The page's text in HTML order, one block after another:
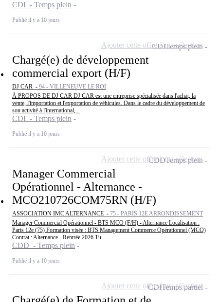
CDI - Temps plein
Publié il y a 10 jours
Chargé(e) de développement
commercial export (H/F)
DJ CAR - 94 - VILLENEUVE LE ROI
À PROPOS DE DJ CAR DJ CAR est une entreprise spécialisée dans l'achat, la
vente, l'importation et l'exportation de véhicules. Dans le cadre du développement de
son activité à l'international,...
CDI - Temps plein
Publié il y a 10 jours
CDITemps plein
Ajouter cette offre à ma sélection
Manager Commercial
Opérationnel - Alternance -
MCO210726COM75RN (H/F)
ASSOCIATION IMC ALTERNANCE - 75 - PARIS 12E ARRONDISSEMENT
Manager Commercial Opérationnel - BTS MCO (F/H) - Alternance Localisation :
Paris 12e (75) Formation visée : BTS Management Commerce Opérationnel (MCO)
Contrat : Alternance - Rentrée 2026 Tu...
CDD - Temps plein
Publié il y a 10 jours
CDDTemps plein
Ajouter cette offre à ma sélection
CDITemps partiel
Ajouter cette offre à ma sélection